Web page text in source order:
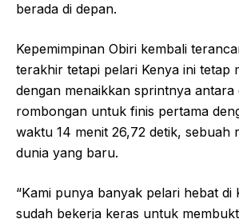
berada di depan.
Kepemimpinan Obiri kembali
terakhir tetapi pelari Kenya ini tetap
dengan menaikkan sprintnya antara
rombongan untuk finis pertama
waktu 14 menit 26,72 detik, sebuah
dunia yang baru.
“Kami punya banyak pelari hebat di
sudah bekerja keras untuk